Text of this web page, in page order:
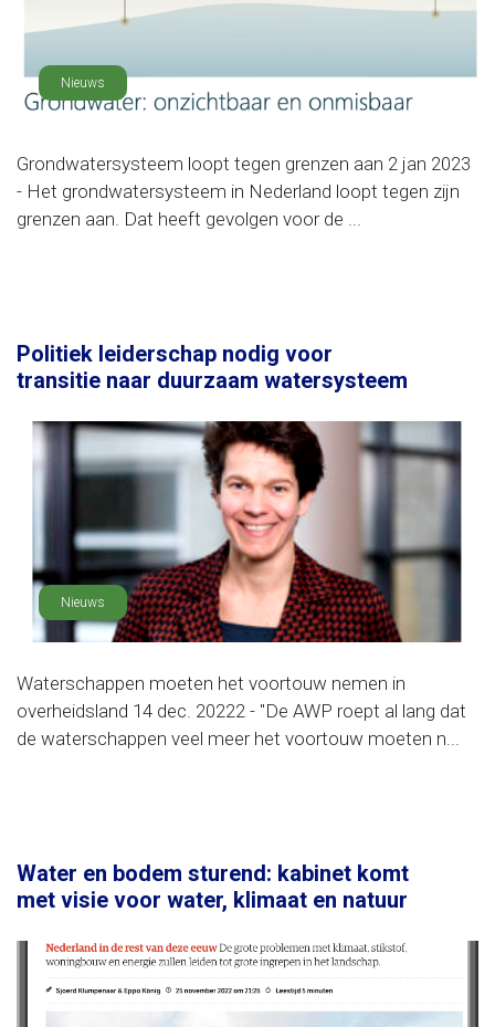
Nieuws
Grondwatersysteem loopt tegen grenzen aan 2 jan 2023
- Het grondwatersysteem in Nederland loopt tegen zijn
grenzen aan. Dat heeft gevolgen voor de ...
Politiek leiderschap nodig voor
transitie naar duurzaam watersysteem
Nieuws
Waterschappen moeten het voortouw nemen in
overheidsland 14 dec. 20222 - "De AWP roept al lang dat
de waterschappen veel meer het voortouw moeten n...
Water en bodem sturend: kabinet komt
met visie voor water, klimaat en natuur